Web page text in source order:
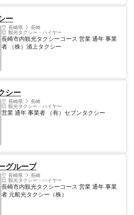
ー
長崎県 長崎
観光タクシー・ハイヤー
長崎市内観光タクシーコース 営業 通年 事業
者 （株）浦上タクシー
シー
長崎県 長崎
観光タクシー・ハイヤー
営業 通年 事業者 （有）セブンタクシー
グループ
長崎県 長崎
観光タクシー・ハイヤー
長崎市内観光タクシーコース 営業 通年 事業
者 元船光タクシー（株）